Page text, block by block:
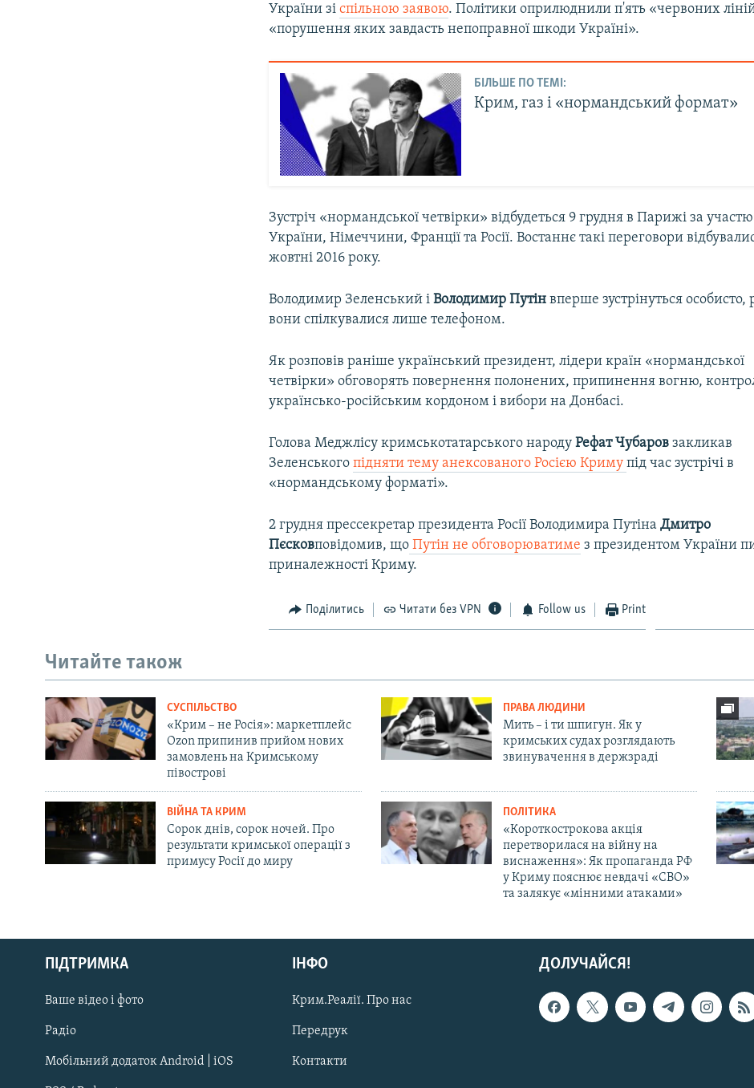
Русский
Qırımtatar
ДОЛУЧАЙСЯ!
України зіспільною заявою. Політики оприлюднили п'ять «червоних
«порушення яких завдасть непоправної шкоди Україні».
БІЛЬШЕ ПО ТЕМІ:
Крим, газ і «нормандський формат»
Зустріч «нормандської четвірки» відбудеться 9 грудня в Парижі за участю
України, Німеччини, Франції та Росії. Востаннє такі переговори
жовтні 2016 року.
Володимир Зеленський іВолодимир Путін вперше зустрінуться особисто,
вони спілкувалися лише телефоном.
Як розповів раніше український президент, лідери країн «нормандської
четвірки» обговорять повернення полонених, припинення вогню,
українсько-російським кордоном і вибори на Донбасі.
Голова Меджлісу кримськотатарського народуРефат Чубаров закликав
Зеленськогопідняти тему анексованого Росією Кримупід час зустрічі в
«нормандському форматі».
2 грудня прессекретар президента Росії Володимира ПутінаДмитро
Пєсковповідомив, що Путін не обговорюватиме з президентом України
приналежності Криму.
Поділитись Читати без VPN Follow us Print
Читайте також
СУСПІЛЬСТВО
«Крим – не Росія»: маркетплейс
Ozon припинив прийом нових
замовлень на Кримському
півострові
ПРАВА ЛЮДИНИ
Мить – і ти шпигун. Як у
кримських судах розглядають
звинувачення в держзраді
ВІЙНА ТА КРИМ
Сорок днів, сорок ночей. Про
результати кримської операції з
примусу Росії до миру
ПОЛІТИКА
«Короткострокова акція
перетворилася на війну на
виснаження»: Як пропаганда РФ
у Криму пояснює невдачі «СВО»
та залякує «мінними атаками»
ДОЛУЧАЙСЯ!
ПІДТРИМКА
Ваше відео і фото
Радіо
Мобільний додаток Android | iOS
ІНФО
Крим.Реалії. Про нас
Передрук
Контакти